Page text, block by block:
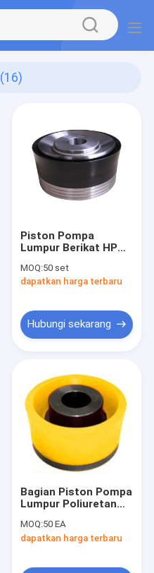
(16)
Piston Pompa
Lumpur Berikat HPHT
Rubber
MOQ:50 set
dapatkan harga terbaru
Hubungi sekarang
Bagian Piston Pompa
Lumpur Poliuretan
FXG
MOQ:50 EA
dapatkan harga terbaru